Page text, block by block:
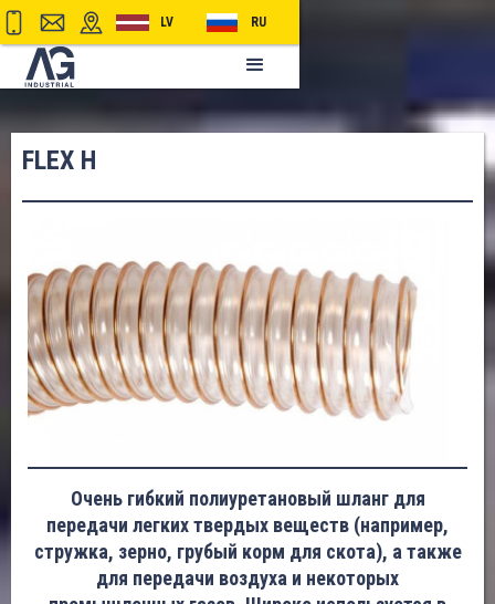
LV RU
FLEX H
Очень гибкий полиуретановый шланг для
передачи легких твердых веществ (например,
стружка, зерно, грубый корм для скота), а также
для передачи воздуха и некоторых